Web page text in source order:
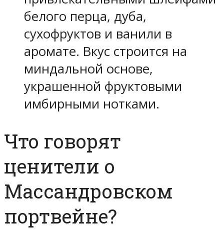
белого перца, дуба,
сухофруктов и ванили в
аромате. Вкус строится на
миндальной основе,
украшенной фруктовыми
имбирными нотками.
Что говорят
ценители о
Массандровском
портвейне?